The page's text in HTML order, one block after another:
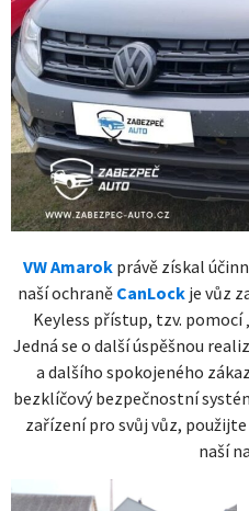
VW Amarokprávě získal
naší ochraně CanLockje vůz
Keyless přístup, tzv. pomocí
Jedná se o další úspěšnou
a dalšího spokojeného
bezklíčový bezpečnostní
zařízení pro svůj vůz,
naší